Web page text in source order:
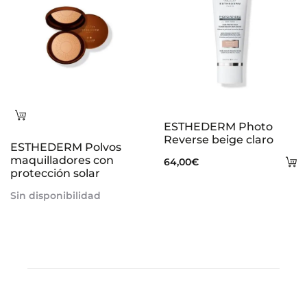
Leer
ESTHEDERM Polvos
maquilladores con
protección solar
Sin disponibilidad
ESTHEDERM Photo
Reverse beige claro
64,00€